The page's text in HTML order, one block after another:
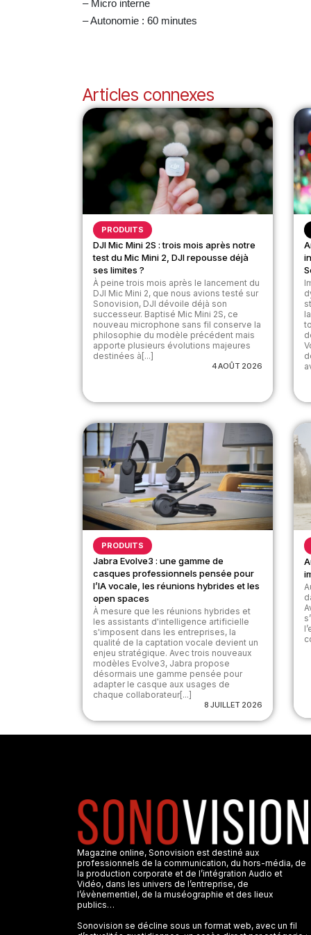
– Micro interne
– Autonomie : 60 minutes
Articles connexes
PRODUITS
DJI Mic Mini 2S : trois mois après notre
test du Mic Mini 2, DJI repousse déjà
ses limites ?
À peine trois mois après le lancement du
DJI Mic Mini 2, que nous avions testé sur
Sonovision, DJI dévoile déjà son
successeur. Baptisé Mic Mini 2S, ce
nouveau microphone sans fil conserve la
philosophie du modèle précédent mais
apporte plusieurs évolutions majeures
destinées à[...]
4 AOÛT 2026
PRODUITS
Jabra Evolve3 : une gamme de
casques professionnels pensée pour
l’IA vocale, les réunions hybrides et les
open spaces
À mesure que les réunions hybrides et
les assistants d'intelligence artificielle
s'imposent dans les entreprises, la
qualité de la captation vocale devient un
enjeu stratégique. Avec trois nouveaux
modèles Evolve3, Jabra propose
désormais une gamme pensée pour
adapter le casque aux usages de
chaque collaborateur[...]
8 JUILLET 2026
Magazine online, Sonovision est destiné aux
professionnels de la communication, du hors-média, de
la production corporate et de l’intégration Audio et
Vidéo, dans les univers de l’entreprise, de
l’évènementiel, de la muséographie et des lieux
publics…
Sonovision se décline sous un format web, avec un fil